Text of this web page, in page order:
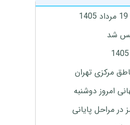
شد
مرکزی تهران
امروز دوشنبه
در مراحل پایانی